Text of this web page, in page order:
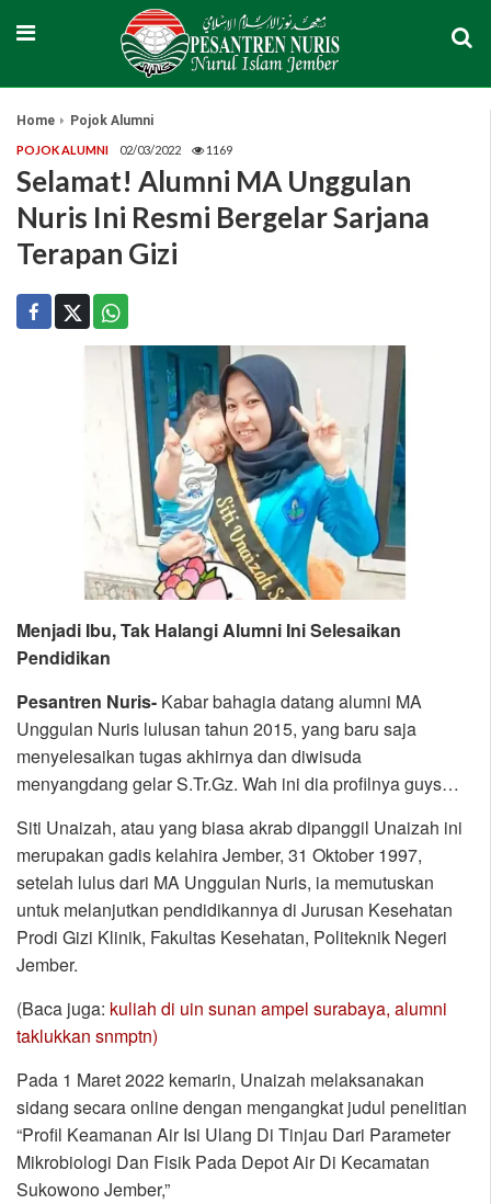
Home Pojok Alumni
POJOK ALUMNI 02/03/2022 1169
Selamat! Alumni MA Unggulan
Nuris Ini Resmi Bergelar Sarjana
Terapan Gizi
Menjadi Ibu, Tak Halangi Alumni Ini Selesaikan
Pendidikan
Pesantren Nuris- Kabar bahagia datang alumni MA
Unggulan Nuris lulusan tahun 2015, yang baru saja
menyelesaikan tugas akhirnya dan diwisuda
menyangdang gelar S.Tr.Gz. Wah ini dia profilnya guys…
Siti Unaizah, atau yang biasa akrab dipanggil Unaizah ini
merupakan gadis kelahira Jember, 31 Oktober 1997,
setelah lulus dari MA Unggulan Nuris, ia memutuskan
untuk melanjutkan pendidikannya di Jurusan Kesehatan
Prodi Gizi Klinik, Fakultas Kesehatan, Politeknik Negeri
Jember.
(Baca juga: kuliah di uin sunan ampel surabaya, alumni
taklukkan snmptn)
Pada 1 Maret 2022 kemarin, Unaizah melaksanakan
sidang secara online dengan mengangkat judul penelitian
“Profil Keamanan Air Isi Ulang Di Tinjau Dari Parameter
Mikrobiologi Dan Fisik Pada Depot Air Di Kecamatan
Sukowono Jember,”